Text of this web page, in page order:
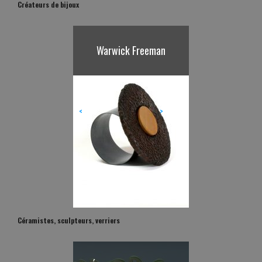
Créateurs de bijoux
Karl Fritsch
< >
Céramistes, sculpteurs, verriers